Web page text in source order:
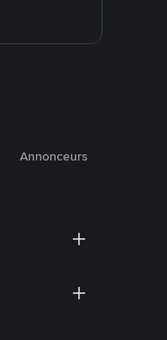
Annonceurs